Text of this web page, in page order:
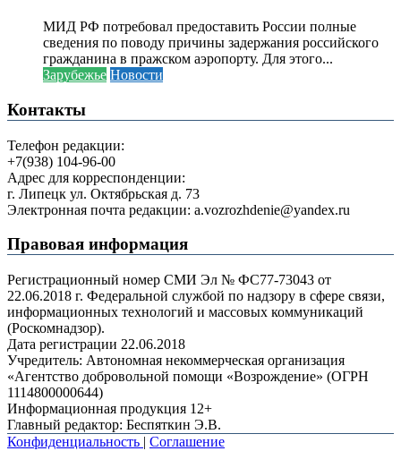
МИД РФ потребовал предоставить России полные
сведения по поводу причины задержания российского
гражданина в пражском аэропорту. Для этого...
Зарубежье Новости
Контакты
Телефон редакции:
+7(938) 104-96-00
Адрес для корреспонденции:
г. Липецк ул. Октябрьская д. 73
Электронная почта редакции: a.vozrozhdenie@yandex.ru
Правовая информация
Регистрационный номер СМИ Эл № ФС77-73043 от
22.06.2018 г. Федеральной службой по надзору в сфере связи,
информационных технологий и массовых коммуникаций
(Роскомнадзор).
Дата регистрации 22.06.2018
Учредитель: Автономная некоммерческая организация
«Агентство добровольной помощи «Возрождение» (ОГРН
1114800000644)
Информационная продукция 12+
Главный редактор: Беспяткин Э.В.
Конфиденциальность | Соглашение